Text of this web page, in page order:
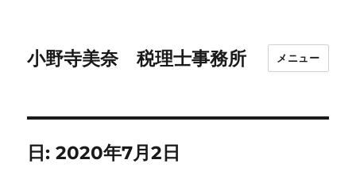
小野寺美奈 税理士事務所 メニュー
日:2020年7月2日